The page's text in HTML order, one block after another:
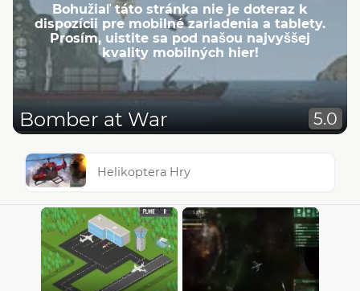
Bohužiaľ táto stránka nie je doteraz k
dispozícii pre mobilné zariadenia a tablety.
Prosím, uistite sa pod našou najvyššej
kvality mobilných hier!
Bomber at War 5.0
Helikoptera Hry